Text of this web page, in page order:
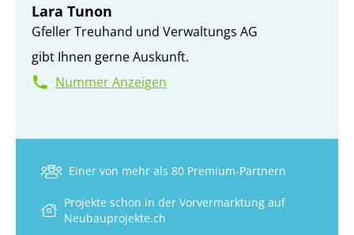
Lara Tunon
Gfeller Treuhand und Verwaltungs AG
gibt Ihnen gerne Auskunft.
Nummer Anzeigen
Einer von mehr als 80 Premium-Partnern
Projekte schon in der Vorvermarktung auf
Neubauprojekte.ch